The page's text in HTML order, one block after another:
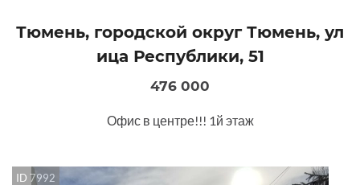
Тюмень, городской округ Тюмень, ул
ица Республики, 51
476 000
Офис в центре!!! 1й этаж
ID 7992